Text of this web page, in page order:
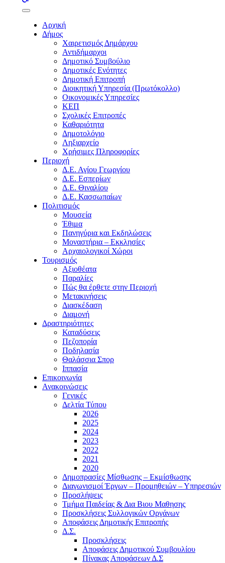
buttons
Αρχική
Δήμος
Χαιρετισμός Δημάρχου
Αντιδήμαρχοι
Δημοτικό Συμβούλιο
Δημοτικές Ενότητες
Δημοτική Επιτροπή
Διοικητική Υπηρεσία (Πρωτόκολλο)
Οικονομικές Υπηρεσίες
ΚΕΠ
Σχολικές Επιτροπές
Καθαριότητα
Δημοτολόγιο
Ληξιαρχείο
Χρήσιμες Πληροφορίες
Περιοχή
Δ.Ε. Αγίου Γεωργίου
Δ.Ε. Εσπερίων
Δ.Ε. Θιναλίου
Δ.Ε. Κασσωπαίων
Πολιτισμός
Μουσεία
Έθιμα
Πανηγύρια και Εκδηλώσεις
Μοναστήρια – Εκκλησίες
Αρχαιολογικοί Χώροι
Τουρισμός
Αξιοθέατα
Παραλίες
Πώς θα έρθετε στην Περιοχή
Μετακινήσεις
Διασκέδαση
Διαμονή
Δραστηριότητες
Καταδύσεις
Πεζοπορία
Ποδηλασία
Θαλάσσια Σπορ
Ιππασία
Επικοινωνία
Ανακοινώσεις
Γενικές
Δελτία Τύπου
2026
2025
2024
2023
2022
2021
2020
Δημοπρασίες Μίσθωσης – Εκμίσθωσης
Διαγωνισμοί Έργων – Προμηθειών – Υπηρεσιών
Προσλήψεις
Τμήμα Παιδείας & Δια Βιου Μαθησης
Προσκλήσεις Συλλογικών Οργάνων
Αποφάσεις Δημοτικής Επιτροπής
Δ.Σ.
Προσκλήσεις
Αποφάσεις Δημοτικού Συμβουλίου
Πίνακας Αποφάσεων Δ.Σ